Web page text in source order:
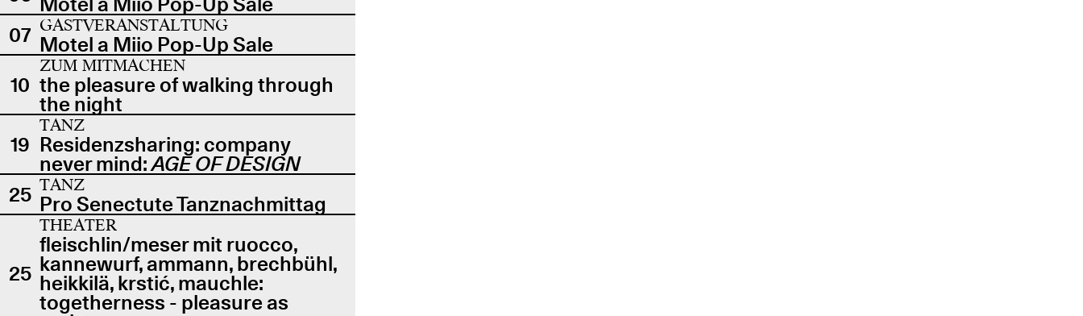
07 GASTVERANSTALTUNG
Motel a Miio Pop-Up Sale
10
ZUM MITMACHEN
the pleasure of walking through
the night
19
TANZ
Residenzsharing: company
never mind:AGE OF DESIGN
25 TANZ
Pro Senectute Tanznachmittag
25
THEATER
fleischlin/meser mit ruocco,
kannewurf, ammann, brechbühl,
heikkilä, krstić, mauchle:
togetherness - pleasure as